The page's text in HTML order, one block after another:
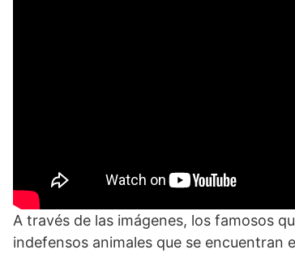
A través de las imágenes, los famosos
indefensos animales que se encuentran